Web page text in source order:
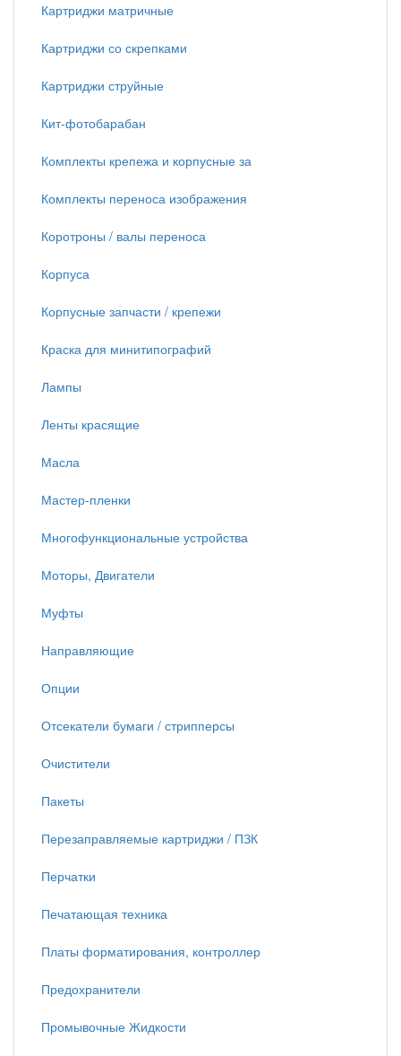
Картриджи матричные
Картриджи со скрепками
Картриджи струйные
Кит-фотобарабан
Комплекты крепежа и корпусные за
Комплекты переноса изображения
Коротроны / валы переноса
Корпуса
Корпусные запчасти / крепежи
Краска для минитипографий
Лампы
Ленты красящие
Масла
Мастер-пленки
Многофункциональные устройства
Моторы, Двигатели
Муфты
Направляющие
Опции
Отсекатели бумаги / стрипперсы
Очистители
Пакеты
Перезаправляемые картриджи / ПЗК
Перчатки
Печатающая техника
Платы форматирования, контроллер
Предохранители
Промывочные Жидкости